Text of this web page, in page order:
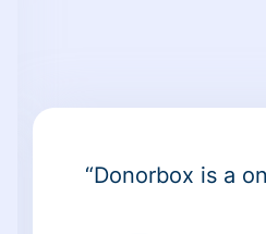
“Donorbox is a